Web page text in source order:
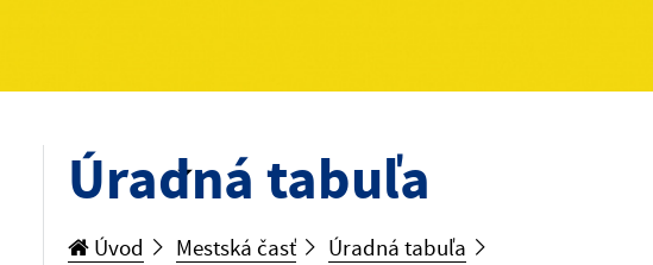
Úradná tabuľa
Úvod Mestská časť
Úradná tabuľa